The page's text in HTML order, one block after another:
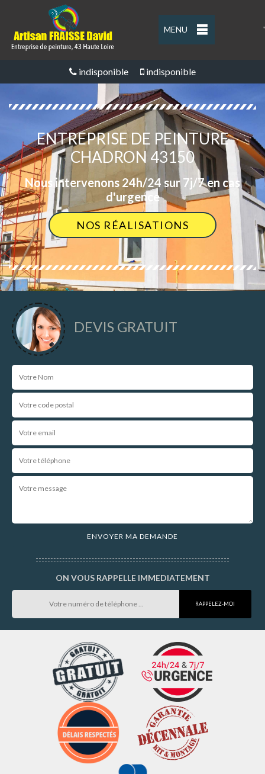
MENU '
indisponible indisponible
ENTREPRISE DE PEINTURE
CHADRON 43150
Nous intervenons 24h/24 sur 7j/7 en cas
d'urgence
NOS RÉALISATIONS
DEVIS GRATUIT
ON VOUS RAPPELLE IMMEDIATEMENT